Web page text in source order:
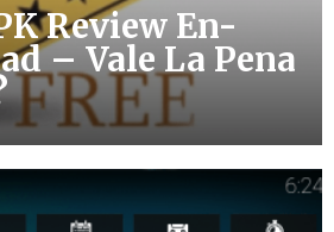
Review En-
– Vale La Pena